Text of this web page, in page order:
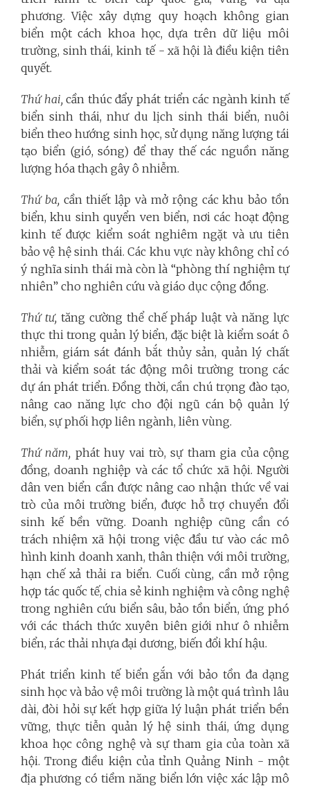
phương. Việc xây dựng quy hoạch không gian
biển một cách khoa học, dựa trên dữ liệu môi
trường, sinh thái, kinh tế - xã hội là điều kiện tiên
quyết.
Thứ hai, cần thúc đẩy phát triển các ngành kinh tế
biển sinh thái, như du lịch sinh thái biển, nuôi
biển theo hướng sinh học, sử dụng năng lượng tái
tạo biển (gió, sóng) để thay thế các nguồn năng
lượng hóa thạch gây ô nhiễm.
Thứ ba, cần thiết lập và mở rộng các khu bảo tồn
biển, khu sinh quyển ven biển, nơi các hoạt động
kinh tế được kiểm soát nghiêm ngặt và ưu tiên
bảo vệ hệ sinh thái. Các khu vực này không chỉ có
ý nghĩa sinh thái mà còn là “phòng thí nghiệm tự
nhiên” cho nghiên cứu và giáo dục cộng đồng.
Thứ tư, tăng cường thể chế pháp luật và năng lực
thực thi trong quản lý biển, đặc biệt là kiểm soát ô
nhiễm, giám sát đánh bắt thủy sản, quản lý chất
thải và kiểm soát tác động môi trường trong các
dự án phát triển. Đồng thời, cần chú trọng đào tạo,
nâng cao năng lực cho đội ngũ cán bộ quản lý
biển, sự phối hợp liên ngành, liên vùng.
Thứ năm, phát huy vai trò, sự tham gia của cộng
đồng, doanh nghiệp và các tổ chức xã hội. Người
dân ven biển cần được nâng cao nhận thức về vai
trò của môi trường biển, được hỗ trợ chuyển đổi
sinh kế bền vững. Doanh nghiệp cũng cần có
trách nhiệm xã hội trong việc đầu tư vào các mô
hình kinh doanh xanh, thân thiện với môi trường,
hạn chế xả thải ra biển. Cuối cùng, cần mở rộng
hợp tác quốc tế, chia sẻ kinh nghiệm và công nghệ
trong nghiên cứu biển sâu, bảo tồn biển, ứng phó
với các thách thức xuyên biên giới như ô nhiễm
biển, rác thải nhựa đại dương, biến đổi khí hậu.
Phát triển kinh tế biển gắn với bảo tồn đa dạng
sinh học và bảo vệ môi trường là một quá trình lâu
dài, đòi hỏi sự kết hợp giữa lý luận phát triển bền
vững, thực tiễn quản lý hệ sinh thái, ứng dụng
khoa học công nghệ và sự tham gia của toàn xã
hội. Trong điều kiện của tỉnh Quảng Ninh - một
địa phương có tiềm năng biển lớn việc xác lập mô